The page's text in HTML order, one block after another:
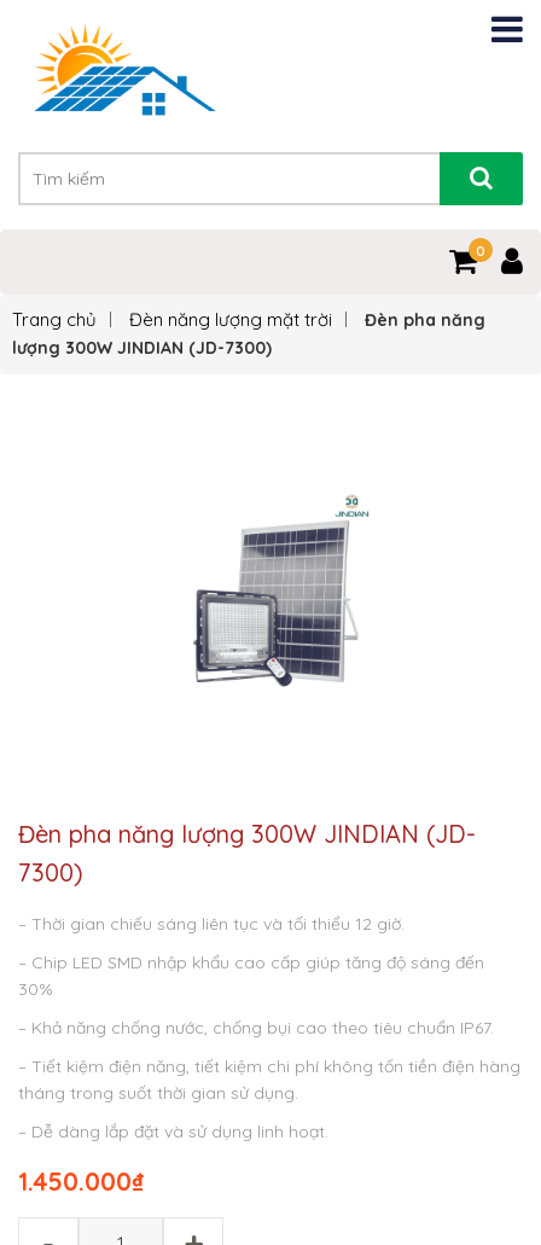
0
Trang chủ Đèn năng lượng mặt trời
Đèn pha năng
lượng 300W JINDIAN (JD-7300)
Đèn pha năng lượng 300W JINDIAN (JD-
7300)
– Thời gian chiếu sáng liên tục và tối thiểu 12 giờ.
– Chip LED SMD nhập khẩu cao cấp giúp tăng độ sáng đến
30%
– Khả năng chống nước, chống bụi cao theo tiêu chuẩn IP67.
– Tiết kiệm điện năng, tiết kiệm chi phí không tốn tiền điện hàng
tháng trong suốt thời gian sử dụng.
– Dễ dàng lắp đặt và sử dụng linh hoạt.
₫
1.450.000